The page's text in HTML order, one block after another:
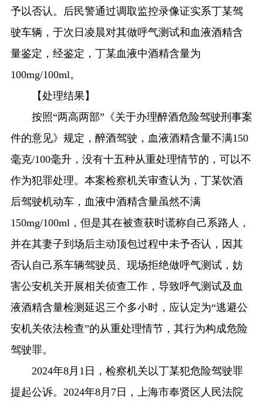
予以否认。后民警通过调取监控录像证实系丁某驾
驶车辆，于次日凌晨对其做呼气测试和血液酒精含
量鉴定，经鉴定，丁某血液中酒精含量为
100mg/100ml。
【处理结果】
按照“两高两部”《关于办理醉酒危险驾驶刑事案
件的意见》规定，醉酒驾驶，血液酒精含量不满150
毫克/100毫升，没有十五种从重处理情节的，可以不
作为犯罪处理。本案检察机关审查认为，丁某饮酒
后驾驶机动车，血液中酒精含量虽然不满
150mg/100ml，但是其在被查获时谎称自己系路人，
并在其妻子到场后主动顶包过程中未予否认，因其
否认自己系车辆驾驶员、现场拒绝做呼气测试，妨
害公安机关开展相关侦查工作，导致呼气测试及血
液酒精含量检测延迟三个多小时，应认定为“逃避公
安机关依法检查”的从重处理情节，其行为构成危险
驾驶罪。
2024年8月1日，检察机关以丁某犯危险驾驶罪
提起公诉。2024年8月7日，上海市奉贤区人民法院